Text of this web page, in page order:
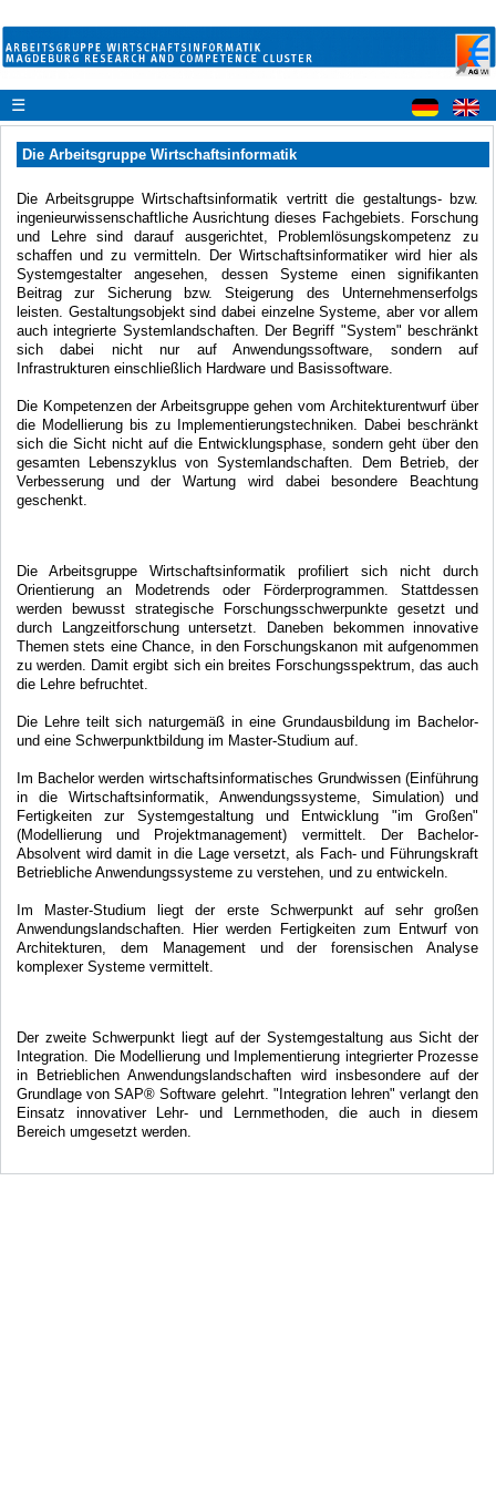
☰
Die Arbeitsgruppe Wirtschaftsinformatik
Die Arbeitsgruppe Wirtschaftsinformatik vertritt die gestaltungs- bzw.
ingenieurwissenschaftliche Ausrichtung dieses Fachgebiets. Forschung
und Lehre sind darauf ausgerichtet, Problemlösungskompetenz zu
schaffen und zu vermitteln. Der Wirtschaftsinformatiker wird hier als
Systemgestalter angesehen, dessen Systeme einen signifikanten
Beitrag zur Sicherung bzw. Steigerung des Unternehmenserfolgs
leisten. Gestaltungsobjekt sind dabei einzelne Systeme, aber vor allem
auch integrierte Systemlandschaften. Der Begriff "System" beschränkt
sich dabei nicht nur auf Anwendungssoftware, sondern auf
Infrastrukturen einschließlich Hardware und Basissoftware.
Die Kompetenzen der Arbeitsgruppe gehen vom Architekturentwurf über
die Modellierung bis zu Implementierungstechniken. Dabei beschränkt
sich die Sicht nicht auf die Entwicklungsphase, sondern geht über den
gesamten Lebenszyklus von Systemlandschaften. Dem Betrieb, der
Verbesserung und der Wartung wird dabei besondere Beachtung
geschenkt.
Die Arbeitsgruppe Wirtschaftsinformatik profiliert sich nicht durch
Orientierung an Modetrends oder Förderprogrammen. Stattdessen
werden bewusst strategische Forschungsschwerpunkte gesetzt und
durch Langzeitforschung untersetzt. Daneben bekommen innovative
Themen stets eine Chance, in den Forschungskanon mit aufgenommen
zu werden. Damit ergibt sich ein breites Forschungsspektrum, das auch
die Lehre befruchtet.
Die Lehre teilt sich naturgemäß in eine Grundausbildung im Bachelor-
und eine Schwerpunktbildung im Master-Studium auf.
Im Bachelor werden wirtschaftsinformatisches Grundwissen (Einführung
in die Wirtschaftsinformatik, Anwendungssysteme, Simulation) und
Fertigkeiten zur Systemgestaltung und Entwicklung "im Großen"
(Modellierung und Projektmanagement) vermittelt. Der Bachelor-
Absolvent wird damit in die Lage versetzt, als Fach- und Führungskraft
Betriebliche Anwendungssysteme zu verstehen, und zu entwickeln.
Im Master-Studium liegt der erste Schwerpunkt auf sehr großen
Anwendungslandschaften. Hier werden Fertigkeiten zum Entwurf von
Architekturen, dem Management und der forensischen Analyse
komplexer Systeme vermittelt.
Der zweite Schwerpunkt liegt auf der Systemgestaltung aus Sicht der
Integration. Die Modellierung und Implementierung integrierter Prozesse
in Betrieblichen Anwendungslandschaften wird insbesondere auf der
Grundlage von SAP® Software gelehrt. "Integration lehren" verlangt den
Einsatz innovativer Lehr- und Lernmethoden, die auch in diesem
Bereich umgesetzt werden.